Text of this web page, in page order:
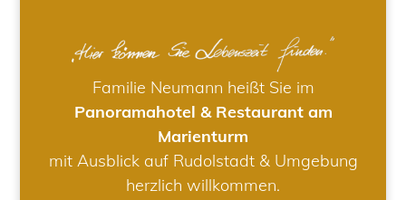
Familie Neumann heißt Sie im
Panoramahotel & Restaurant am
Marienturm
mit Ausblick auf Rudolstadt & Umgebung
herzlich willkommen.